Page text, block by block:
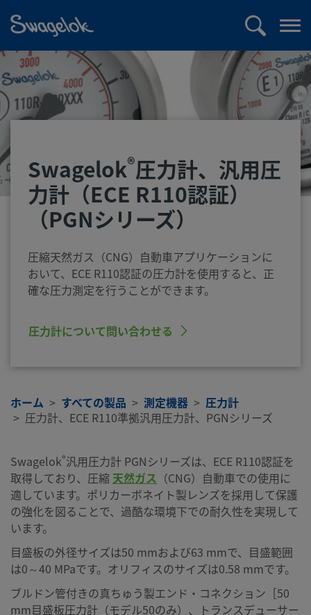
索
ニ
ュ
ー
を
開
Swagelok®圧力計、汎用圧
力計（ECE R110認証）
（PGNシリーズ）
圧縮天然ガス（CNG）自動車アプリケーションに
おいて、ECE R110認証の圧力計を使用すると、正
確な圧力測定を行うことができます。
圧力計について問い合わせる
ホーム すべての製品 測定機器
圧力計
圧力計、ECE R110準拠汎用圧力計、PGNシリーズ
Swagelok®汎用圧力計 PGNシリーズは、ECE R110認証を
取得しており、圧縮 天然ガス （CNG）自動車での使用に
適しています。ポリカーボネイト製レンズを採用して保護
の強化を図ることで、過酷な環境下での耐久性を実現して
います。
目盛板の外径サイズは50 mmおよび63 mmで、目盛範囲
は0～40 MPaです。オリフィスのサイズは0.58 mmです。
ブルドン管付きの真ちゅう製エンド・コネクション［50
mm目盛板圧力計（モデル50のみ）、トランスデューサー